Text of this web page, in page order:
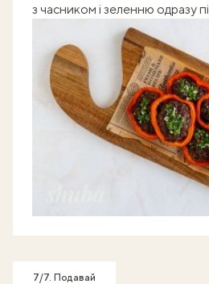
з часником і зеленню одразу
7/7. Подавай